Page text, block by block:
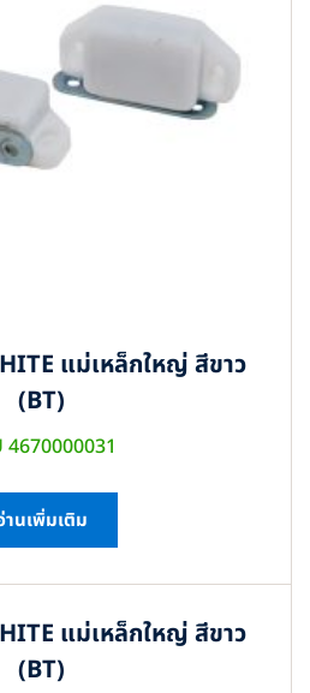
แม่เหล็กใหญ่ สีขาว
(BT)
4670000031
านเพิ่มเติม
แม่เหล็กใหญ่ สีขาว
(BT)